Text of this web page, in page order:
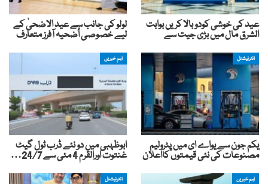
عید کی خوشی کودوبالا کریں بوابت
الشرق مال میں بڑی جیت سے
لولو کی جانب سے عید الاضحیٰ کے
لیے خصوصی اُضحیہ آفرز متعارف
انٹرنیشنل
یکم جون سے یواے ای میں پٹرولیم
مصنوعات کی نئی قیمتوں کااعلان
اہم خبریں
ابوظہبی میں دو نئے ڈرب ٹول گیٹ
غنتوت اورالقرم 4 مئی سے 24/7…
اہم خبریں انٹرنیشنل